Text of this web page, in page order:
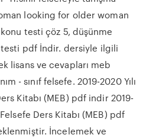
looking for older woman
testi çöz 5, düşünme
testi pdf İndir. dersiyle ilgili
lisans ve cevapları meb
- sınıf felsefe. 2019-2020 Yılı
Kitabı (MEB) pdf indir 2019-
Felsefe Ders Kitabı (MEB) pdf
İncelemek ve